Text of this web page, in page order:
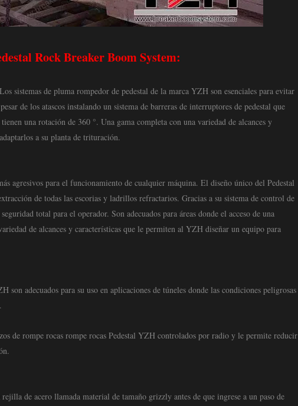
Rock Breaker Boom System:
sistemas de pluma rompedor de pedestal de la marca YZH son esenciales para evitar
de los atascos instalando un sistema de barreras de interruptores de pedestal que
una rotación de 360 ​​°. Una gama completa con una variedad de alcances y
a su planta de trituración.
agresivos para el funcionamiento de cualquier máquina. El diseño único del Pedestal
de todas las escorias y ladrillos refractarios. Gracias a su sistema de control de
total para el operador. Son adecuados para áreas donde el acceso de una
de alcances y características que le permiten al YZH diseñar un equipo para
son adecuados para su uso en aplicaciones de túneles donde las condiciones peligrosas
de rompe rocas rompe rocas Pedestal YZH controlados por radio y le permite reducir
de acero llamada material de tamaño grizzly antes de que ingrese a un paso de